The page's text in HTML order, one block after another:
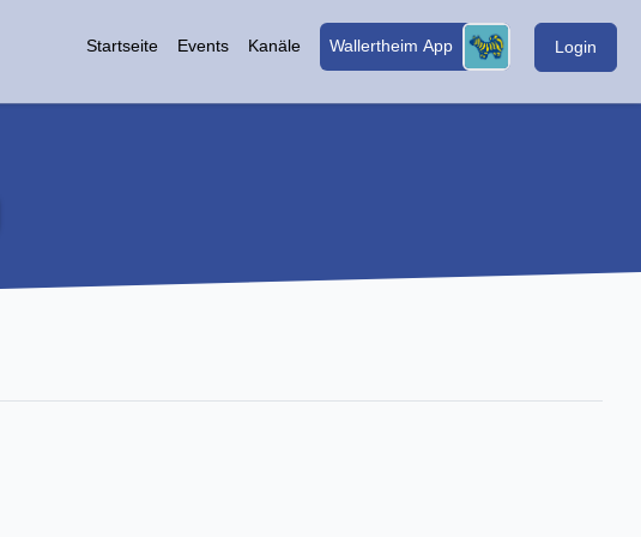
Startseite Events Kanäle Wallertheim App Login